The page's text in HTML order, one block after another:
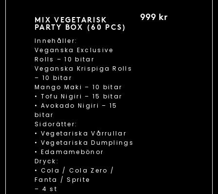
MIX VEGETARISK
PARTY BOX (60 PCS)
Innehåller:
Veganska Exclusive
Rolls – 10 bitar
Veganska Krispiga Rolls
– 10 bitar
Mango Maki – 10 bitar
• Tofu Nigiri – 15 bitar
• Avokado Nigiri – 15
bitar
Sidorätter:
• Vegetariska Vårrullar
• Vegetariska Dumplings
• Edamamebönor
Dryck:
• Cola / Cola Zero /
Fanta / Sprite
– 4 st
999 kr